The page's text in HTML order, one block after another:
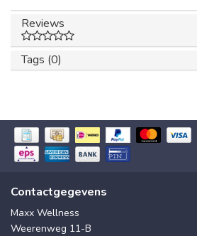
Reviews
Tags (0)
Contactgegevens
Maxx Wellness
Weerenweg 11-B